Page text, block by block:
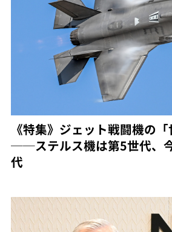
《特集》ジェット戦闘機の
──ステルス機は第5世代、
代